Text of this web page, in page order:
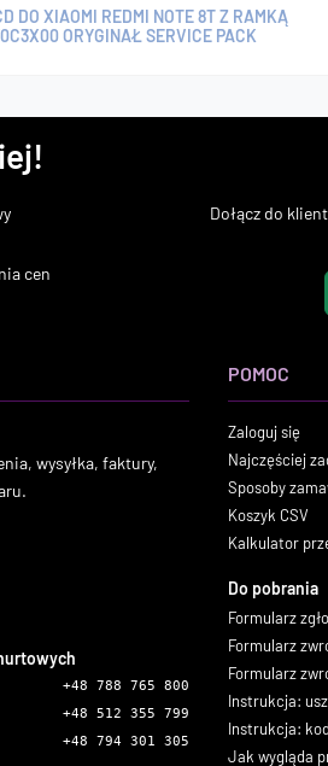
DO XIAOMI REDMI NOTE 8T Z RAMKĄ
ORYGINAŁ SERVICE PACK
cen
Dołącz do
wysyłka, faktury,
+48 788 765 800
+48 512 355 799
+48 794 301 305
POMOC
Zaloguj się
Najczęściej
Sposoby
Koszyk CSV
Kalkulator
Do pobrania
Formularz
Formularz
Formularz
Instrukcja:
Instrukcja:
Jak wygląda